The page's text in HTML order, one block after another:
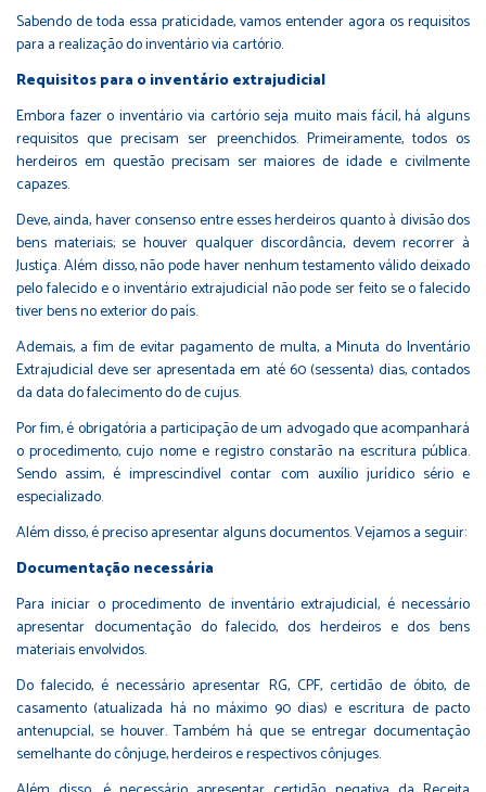
Sabendo de toda essa praticidade, vamos entender agora os requisitos
para a realização do inventário via cartório.
Requisitos para o inventário extrajudicial
Embora fazer o inventário via cartório seja muito mais fácil, há alguns
requisitos que precisam ser preenchidos. Primeiramente, todos os
herdeiros em questão precisam ser maiores de idade e civilmente
capazes.
Deve, ainda, haver consenso entre esses herdeiros quanto à divisão dos
bens materiais; se houver qualquer discordância, devem recorrer à
Justiça. Além disso, não pode haver nenhum testamento válido deixado
pelo falecido e o inventário extrajudicial não pode ser feito se o falecido
tiver bens no exterior do país.
Ademais, a fim de evitar pagamento de multa, a Minuta do Inventário
Extrajudicial deve ser apresentada em até 60 (sessenta) dias, contados
da data do falecimento do de cujus.
Por fim, é obrigatória a participação de um advogado que acompanhará
o procedimento, cujo nome e registro constarão na escritura pública.
Sendo assim, é imprescindível contar com auxílio jurídico sério e
especializado.
Além disso, é preciso apresentar alguns documentos. Vejamos a seguir:
Documentação necessária
Para iniciar o procedimento de inventário extrajudicial, é necessário
apresentar documentação do falecido, dos herdeiros e dos bens
materiais envolvidos.
Do falecido, é necessário apresentar RG, CPF, certidão de óbito, de
casamento (atualizada há no máximo 90 dias) e escritura de pacto
antenupcial, se houver. Também há que se entregar documentação
semelhante do cônjuge, herdeiros e respectivos cônjuges.